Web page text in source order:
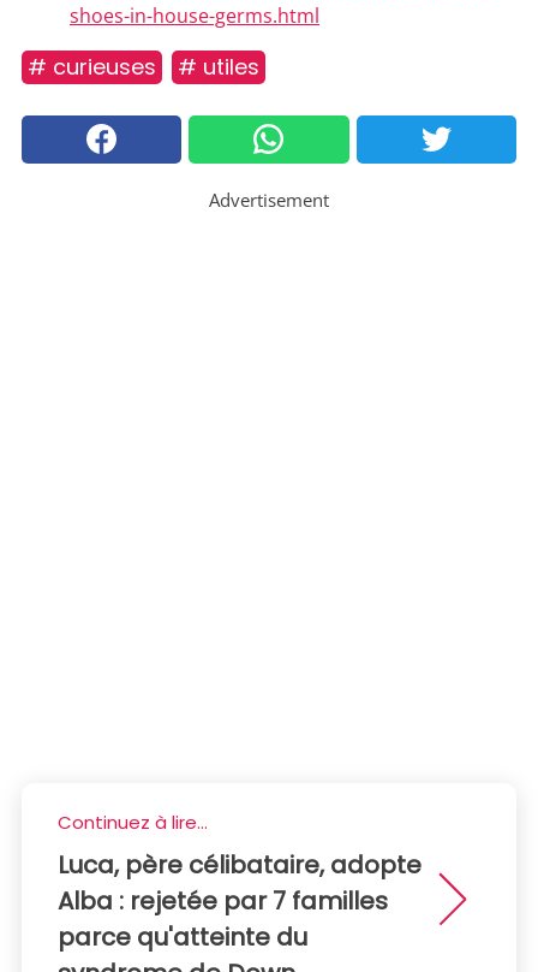
shoes-in-house-germs.html
# curieuses # utiles
Advertisement
Continuez à lire...
Luca, père célibataire, adopte
Alba : rejetée par 7 familles
parce qu'atteinte du